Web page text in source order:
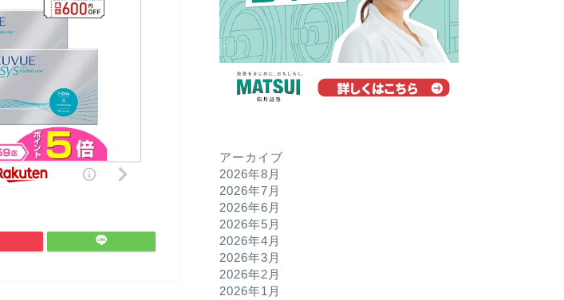
アーカイブ
2026年8月
2026年7月
2026年6月
2026年5月
2026年4月
2026年3月
2026年2月
2026年1月